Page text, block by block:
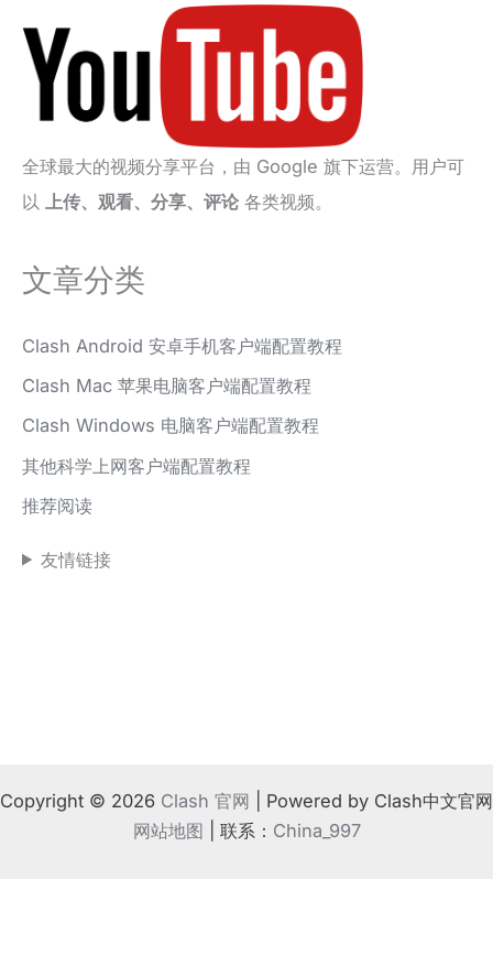
全球最大的视频分享平台，由 Google 旗下运营。用户可
以
上传、观看、分享、评论 各类视频。
文章分类
Clash Android 安卓手机客户端配置教程
Clash Mac 苹果电脑客户端配置教程
Clash Windows 电脑客户端配置教程
其他科学上网客户端配置教程
推荐阅读
友情链接
Copyright © 2026 Clash 官网 | Powered by Clash中文官网
网站地图 | 联系： China_997